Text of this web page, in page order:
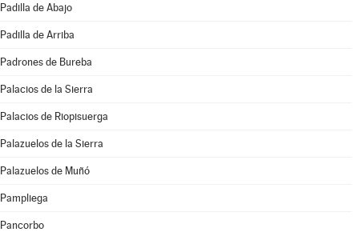
Padilla de Abajo
Padilla de Arriba
Padrones de Bureba
Palacios de la Sierra
Palacios de Riopisuerga
Palazuelos de la Sierra
Palazuelos de Muñó
Pampliega
Pancorbo